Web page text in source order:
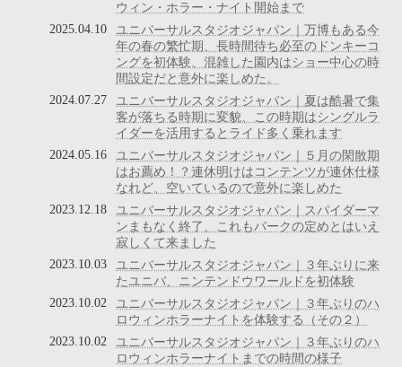
ウィン・ホラー・ナイト開始まで
ユニバーサルスタジオジャパン｜万博もある今
年の春の繁忙期、長時間待ち必至のドンキーコ
ングを初体験、混雑した園内はショー中心の時
間設定だと意外に楽しめた。
2025.04.10
ユニバーサルスタジオジャパン｜夏は酷暑で集
客が落ちる時期に変貌、この時期はシングルラ
イダーを活用するとライド多く乗れます
2024.07.27
ユニバーサルスタジオジャパン｜５月の閑散期
はお薦め！？連休明けはコンテンツが連休仕様
なれど、空いているので意外に楽しめた
2024.05.16
ユニバーサルスタジオジャパン｜スパイダーマ
ンまもなく終了、これもパークの定めとはいえ
寂しくて来ました
2023.12.18
ユニバーサルスタジオジャパン｜３年ぶりに来
たユニバ、ニンテンドウワールドを初体験
2023.10.03
ユニバーサルスタジオジャパン｜３年ぶりのハ
ロウィンホラーナイトを体験する（その２）
2023.10.02
ユニバーサルスタジオジャパン｜３年ぶりのハ
ロウィンホラーナイトまでの時間の様子
2023.10.02